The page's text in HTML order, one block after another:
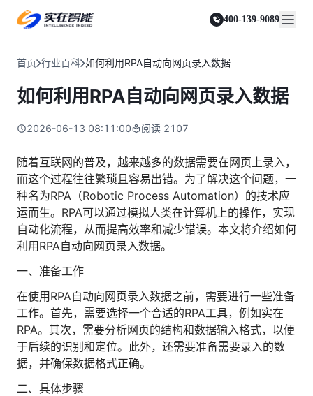
400-139-9089
人人都会用的智能体
智能文档审阅平台
实在 RPA 机器人
可靠的机器人终端
实在 RPA 控制器
全面支持国产信创生态
实在取数宝
一键提数整合，洞察更高效
通信运营商
零售电商
政府及公共服务
能源及制造业
医药行业
更多行业客户
金融
运营商
政府
统计税务 | 行政审批 | 基层减负 | 优化营商
烟草
资质审核 | 合同审核 | 一项一卷 | 智慧人力
制造业
订单生成 | 库存管控 | 物流监控 | 风险监测
智能辅办 | 要素提取 | 自动立案 | 流程智动
人才数字化
人才培养 | 智能教具 | 智能实训 | 课程共创
财务
资源与支持
实在学院
智能体市场
合作伙伴
客户支持
关于实在
媒体报道
视频动态
加入我们
首页 行业百科 如何利用RPA自动向网页录入数据
如何利用RPA自动向网页录入数据
2026-06-13 08:11:00 阅读 2107
随着互联网的普及，越来越多的数据需要在网页上录入，
而这个过程往往繁琐且容易出错。为了解决这个问题，一
种名为RPA（Robotic Process Automation）的技术应
运而生。RPA可以通过模拟人类在计算机上的操作，实现
自动化流程，从而提高效率和减少错误。本文将介绍如何
利用RPA自动向网页录入数据。
一、准备工作
在使用RPA自动向网页录入数据之前，需要进行一些准备
工作。首先，需要选择一个合适的RPA工具，例如实在
RPA。其次，需要分析网页的结构和数据输入格式，以便
于后续的识别和定位。此外，还需要准备需要录入的数
据，并确保数据格式正确。
二、具体步骤